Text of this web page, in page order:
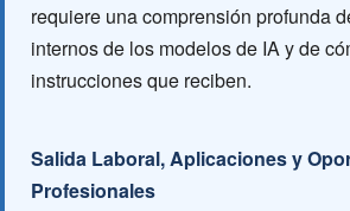
requiere una comprensión profunda
internos de los modelos de IA y de
instrucciones que reciben.
Salida Laboral, Aplicaciones y
Profesionales